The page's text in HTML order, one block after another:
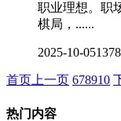
职业理想。职
棋局，......
2025-10-051378
首页 上一页 678910
热门内容